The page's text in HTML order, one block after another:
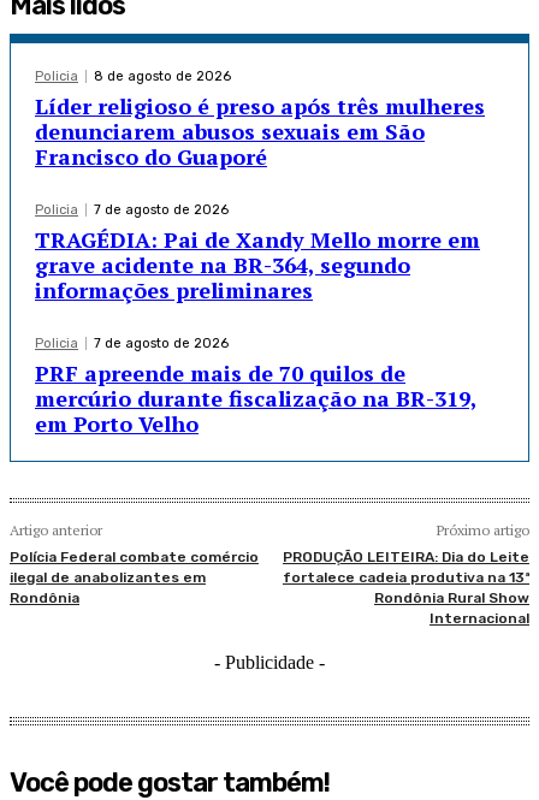
Policia 8 de agosto de 2026
Líder religioso é preso após três mulheres
denunciarem abusos sexuais em São
Francisco do Guaporé
Policia 7 de agosto de 2026
TRAGÉDIA: Pai de Xandy Mello morre em
grave acidente na BR-364, segundo
informações preliminares
Policia 7 de agosto de 2026
PRF apreende mais de 70 quilos de
mercúrio durante fiscalização na BR-319,
em Porto Velho
Artigo anterior
Polícia Federal combate comércio
ilegal de anabolizantes em
Rondônia
Próximo artigo
PRODUÇÃO LEITEIRA: Dia do Leite
fortalece cadeia produtiva na 13ª
Rondônia Rural Show
Internacional
- Publicidade -
Você pode gostar também!